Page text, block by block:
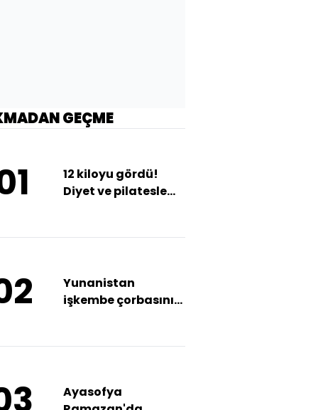
GEÇME
12 kiloyu gördü!
Diyet ve pilatesle
Yunanistan
işkembe çorbasını
Ayasofya